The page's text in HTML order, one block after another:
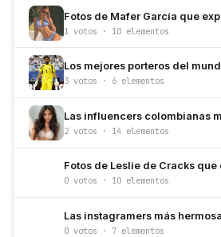
Fotos de Mafer García que
1 votos · 10 elementos
Los mejores porteros del
3 votos · 6 elementos
Las influencers colombianas más
2 votos · 14 elementos
Fotos de Leslie de Cracks que explican por qué
0 votos · 10 elementos
Las instagramers más
0 votos · 7 elementos